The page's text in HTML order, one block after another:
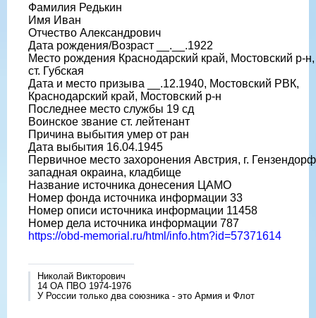
Фамилия Редькин
Имя Иван
Отчество Александрович
Дата рождения/Возраст __.__.1922
Место рождения Краснодарский край, Мостовский р-н,
ст. Губская
Дата и место призыва __.12.1940, Мостовский РВК,
Краснодарский край, Мостовский р-н
Последнее место службы 19 сд
Воинское звание ст. лейтенант
Причина выбытия умер от ран
Дата выбытия 16.04.1945
Первичное место захоронения Австрия, г.
западная окраина, кладбище
Название источника донесения ЦАМО
Номер фонда источника информации 33
Номер описи источника информации 11458
Номер дела источника информации 787
https://obd-memorial.ru/html/info.htm?id=57371614
Николай Викторович
14 ОА ПВО 1974-1976
У России только два союзника - это Армия и Флот